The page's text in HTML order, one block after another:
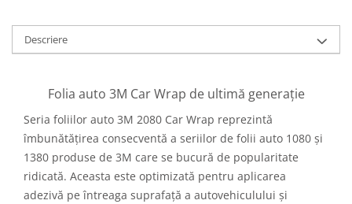
Descriere
Folia auto 3M Car Wrap de ultimă generație
Seria foliilor auto 3M 2080 Car Wrap reprezintă
îmbunătățirea consecventă a seriilor de folii auto 1080 și
1380 produse de 3M care se bucură de popularitate
ridicată. Aceasta este optimizată pentru aplicarea
adezivă pe întreaga suprafață a autovehiculului și